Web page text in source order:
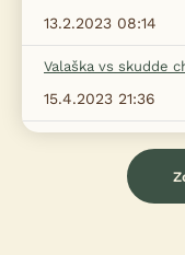
13.2.2023 08:14
Valaška vs skudde
15.4.2023 21:36